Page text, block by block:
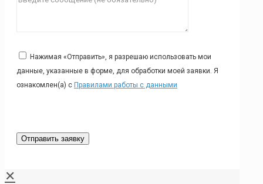
Нажимая «Отправить», я разрешаю использовать мои
данные, указанные в форме, для обработки моей заявки. Я
ознакомлен(а) с Правилами работы с данными
✕